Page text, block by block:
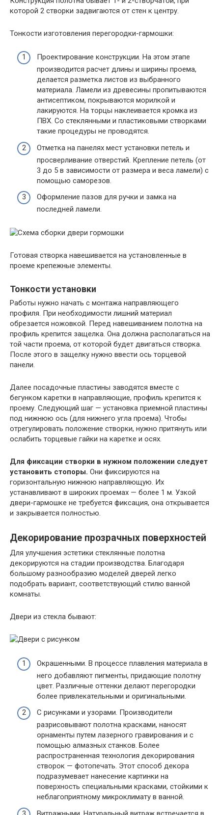
которой 2 створки задвигаются от стен к центру.
Тонкости изготовления перегородки-гармошки:
Проектирование конструкции. На этом этапе
производится расчет длины и ширины проема,
делается разметка листов из выбранного
материала. Ламели из древесины пропитываются
антисептиком, покрываются морилкой и
лакируются. На торцы наклеивается кромка из
ПВХ. Со стеклянными и пластиковыми створками
такие процедуры не проводятся.
Отметка на панелях мест установки петель и
просверливание отверстий. Крепление петель (от
3 до 5 в зависимости от размера и веса ламели) с
помощью саморезов.
Оформление пазов для ручки и замка на
последней ламели.
Готовая створка навешивается на установленные в
проеме крепежные элементы.
Тонкости установки
Работы нужно начать с монтажа направляющего
профиля. При необходимости лишний материал
обрезается ножовкой. Перед навешиванием полотна на
профиль крепится защелка. Она должна располагаться на
той части проема, от которой будет двигаться створка.
После этого в защелку нужно ввести ось торцевой
панели.
Далее посадочные пластины заводятся вместе с
бегунком каретки в направляющие, профиль крепится к
проему. Следующий шаг — установка приемной пластины
под нижнюю ось (для нижнего угла проема). Чтобы
отрегулировать положение створки, нужно притянуть или
ослабить торцевые гайки на каретке и осях.
Для фиксации створки в нужном положении следует
установить стопоры. Они фиксируются на
горизонтальную нижнюю направляющую. Их
устанавливают в широких проемах — более 1 м. Узкой
двери-гармошке не требуется фиксация, она открывается
и закрывается полностью.
Декорирование прозрачных поверхностей
Для улучшения эстетики стеклянные полотна
декорируются на стадии производства. Благодаря
большому разнообразию моделей дверей легко
подобрать вариант, соответствующий стилю ванной
комнаты.
Двери из стекла бывают:
Окрашенными. В процессе плавления материала в
него добавляют пигменты, придающие полотну
цвет. Различные оттенки делают перегородки
более привлекательными и оригинальными.
С рисунками и узорами. Производители
разрисовывают полотна красками, наносят
орнаменты путем лазерного гравирования и с
помощью алмазных станков. Более
распространенная технология декорирования
створок — фотопечать. Этот способ декора
подразумевает нанесение картинки на
поверхность специальными красками, стойкими к
неблагоприятному микроклимату в ванной.